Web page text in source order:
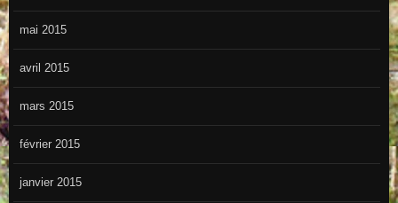
mai 2015
avril 2015
mars 2015
février 2015
janvier 2015